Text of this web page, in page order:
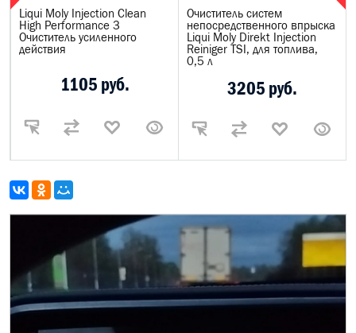
Liqui Moly Injection Clean
High Performance 3
Очиститель усиленного
действия
1105 руб.
Очиститель систем
непосредственного впрыска
Liqui Moly Direkt Injection
Reiniger TSI, для топлива,
0,5 л
3205 руб.